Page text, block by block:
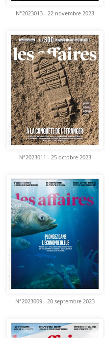
N°2023013 - 22 novembre 2023
N°2023011 - 25 octobre 2023
N°2023009 - 20 septembre 2023